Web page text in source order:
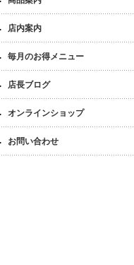
店内案内
毎月のお得メニュー
店長ブログ
オンラインショップ
お問い合わせ